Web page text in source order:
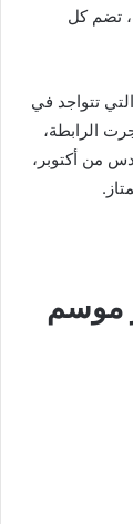
تضم كل
الأندية التي تتواجد في
الرابطة،
من أكتوبر،
موسم